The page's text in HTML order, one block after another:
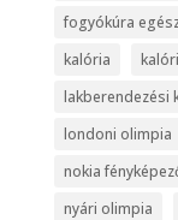
fogyókúra
kalória
lakberendezési
londoni olimpia
nokia
nyári olimpia